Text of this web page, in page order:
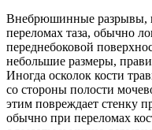
Внебрюшинные разрывы,
переломах таза, обычно
переднебоковой
небольшие размеры,
Иногда осколок кости
со стороны полости
этим повреждает стенку
обычно при переломах